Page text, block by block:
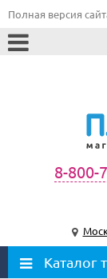
Полная версия
8-800-
Каталог